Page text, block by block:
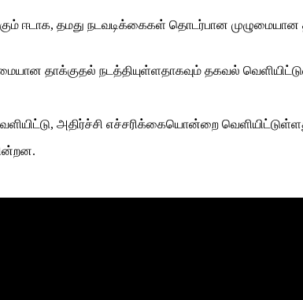
ஈடாக, தமது நடவடிக்கைகள் தொடர்பான முழுமையான
தாக்குதல் நடத்தியுள்ளதாகவும் தகவல்
அதிர்ச்சி எச்சரிக்கையொன்றை